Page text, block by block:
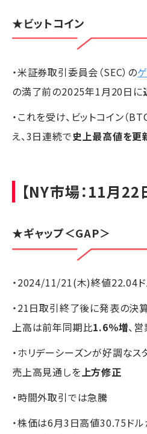
★ビットコイン
・米証券取引委員会（SEC）の
の満了前の2025年1月20日に
・これを受け、ビットコイン（
え、3日連続で史上最高値を更
【NY市場：11月22
★ギャップ＜GAP＞
・2024/11/21(木)終値22.04
・21日取引終了後に発表の決
上高は前年同期比1.6％増、
・ホリデーシーズンが好調なス
売上高見通しを上方修正
・時間外取引では急騰
・株価は6月3日高値30.75ド